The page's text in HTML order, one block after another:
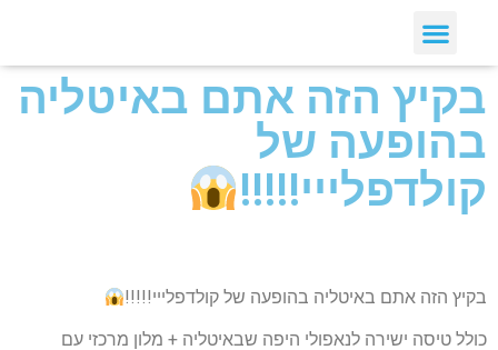
בקיץ הזה אתם באיטליה
בהופעה של
קולדפלייי!!!!!
בקיץ הזה אתם באיטליה בהופעה של קולדפלייי!!!!!
כולל טיסה ישירה לנאפולי היפה שבאיטליה + מלון מרכזי עם